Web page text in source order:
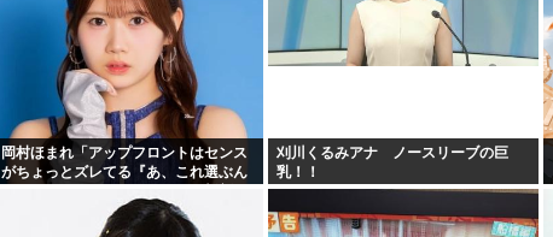
岡村ほまれ「アップフロントはセンス
がちょっとズレてる『あ、これ選ぶん
刈川くるみアナ ノースリーブの巨
乳！！